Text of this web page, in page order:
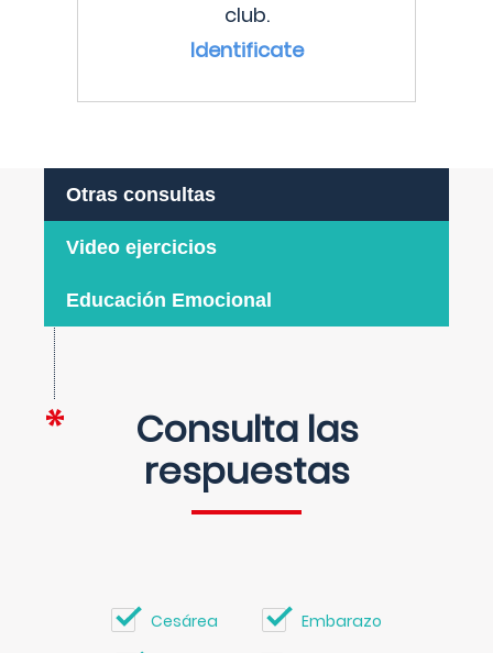
club.
Identificate
Otras consultas
Video ejercicios
Educación Emocional
Consulta las
respuestas
Cesárea Embarazo